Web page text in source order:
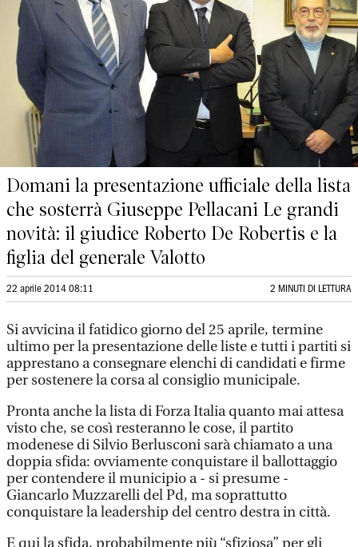
Domani la presentazione ufficiale della lista
che sosterrà Giuseppe Pellacani Le grandi
novità: il giudice Roberto De Robertis e la
figlia del generale Valotto
22 aprile 2014 08:11 2 MINUTI DI LETTURA
Si avvicina il fatidico giorno del 25 aprile, termine
ultimo per la presentazione delle liste e tutti i partiti si
apprestano a consegnare elenchi di candidati e firme
per sostenere la corsa al consiglio municipale.
Pronta anche la lista di Forza Italia quanto mai attesa
visto che, se così resteranno le cose, il partito
modenese di Silvio Berlusconi sarà chiamato a una
doppia sfida: ovviamente conquistare il ballottaggio
per contendere il municipio a - si presume -
Giancarlo Muzzarelli del Pd, ma soprattutto
conquistare la leadership del centro destra in città.
E qui la sfida, probabilmente più “sfiziosa” per gli